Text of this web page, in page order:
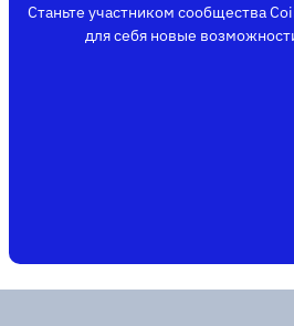
Станьте участником сообщества
для себя новые